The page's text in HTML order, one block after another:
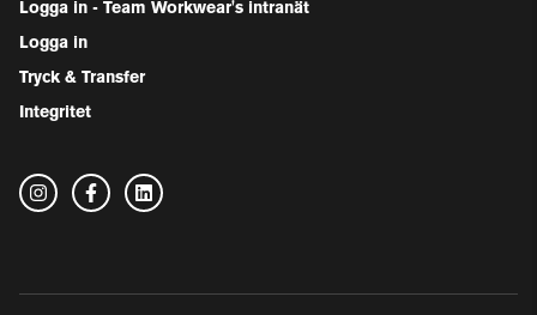
Logga in - Team Workwear's intranät
Logga in
Tryck & Transfer
Integritet